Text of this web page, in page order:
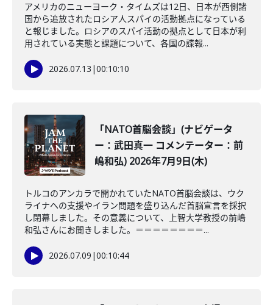
アメリカのニューヨーク・タイムズは12日、日本が西側諸
国から追放されたロシア人スパイの活動拠点になっている
と報じました。ロシアのスパイ活動の拠点として日本が利
用されている実態と課題について、各国の諜報...
2026.07.13 |00:10:10
「NATO首脳会談」(ナビゲータ
ー：武田真一 コメンテーター：前
嶋和弘) 2026年7月9日(木)
トルコのアンカラで開かれていたNATO首脳会談は、ウク
ライナへの支援やイラン問題を盛り込んだ首脳宣言を採択
し閉幕しました。その意義について、上智大学教授の前嶋
和弘さんにお聞きしました。＝＝＝＝＝＝＝＝...
2026.07.09 |00:10:44